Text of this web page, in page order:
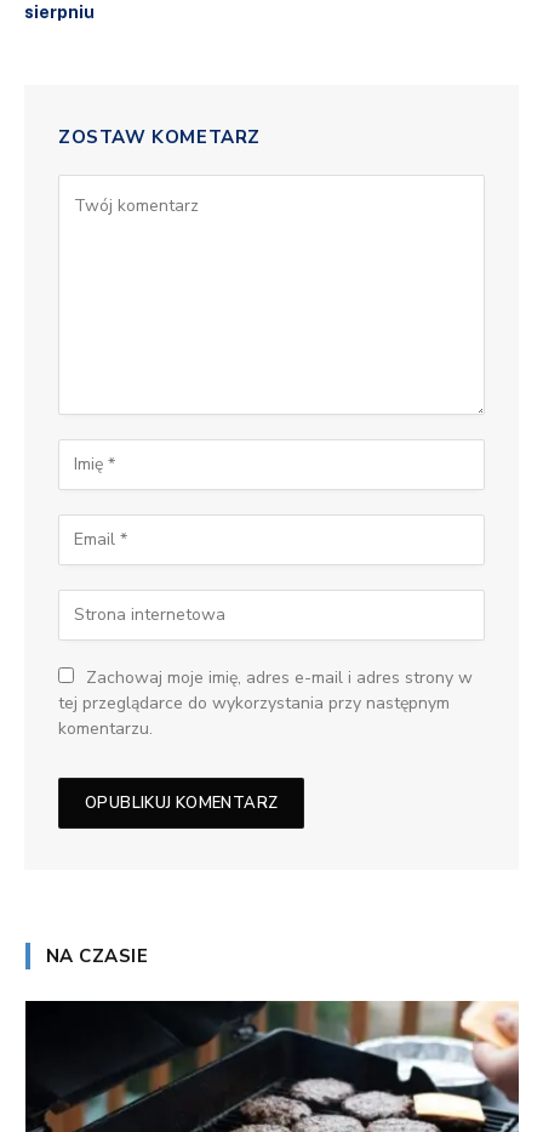
sierpniu
ZOSTAW KOMETARZ
Zachowaj moje imię, adres e-mail i adres strony w
tej przeglądarce do wykorzystania przy następnym
komentarzu.
NA CZASIE